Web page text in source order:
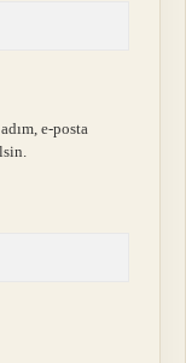
e-posta